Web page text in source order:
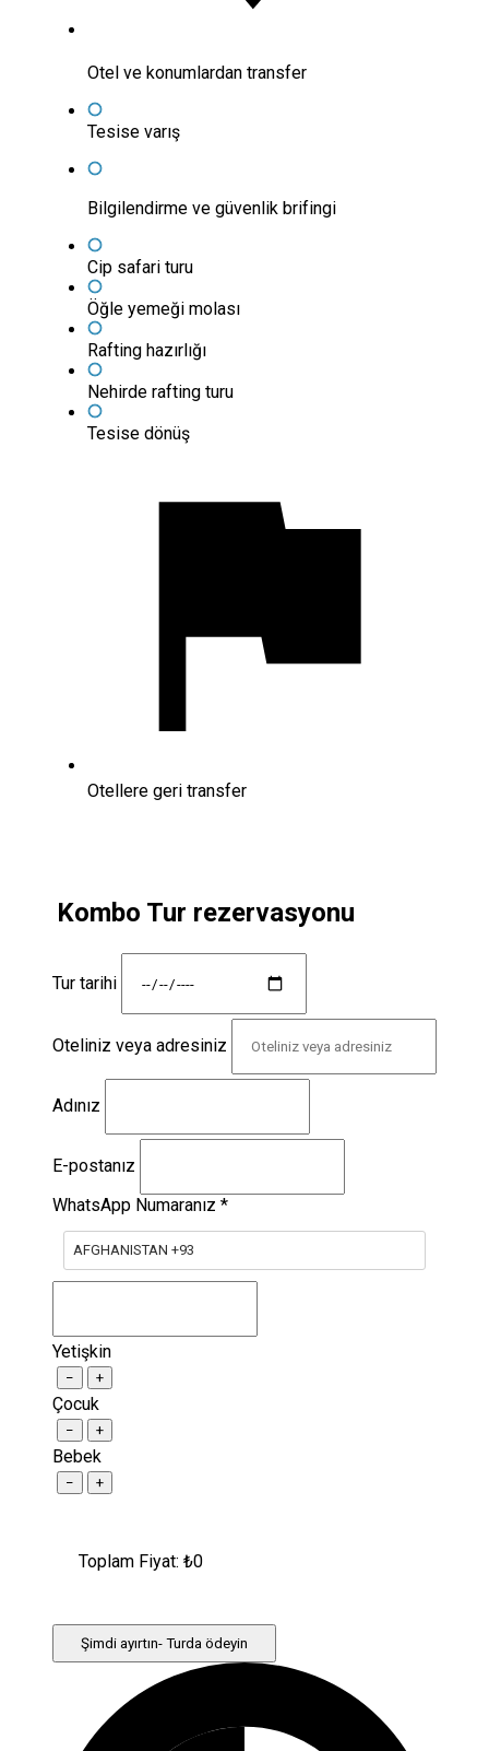
Otel ve konumlardan transfer
Tesise varış
Bilgilendirme ve güvenlik brifingi
Cip safari turu
Öğle yemeği molası
Rafting hazırlığı
Nehirde rafting turu
Tesise dönüş
Otellere geri transfer
Kombo Tur rezervasyonu
Tur tarihi
Oteliniz veya adresiniz
Adınız
E-postanız
WhatsApp Numaranız *
AFGHANISTAN +93
Yetişkin
− +
Çocuk
− +
Bebek
− +
Toplam Fiyat: ₺0
Şimdi ayırtın- Turda ödeyin